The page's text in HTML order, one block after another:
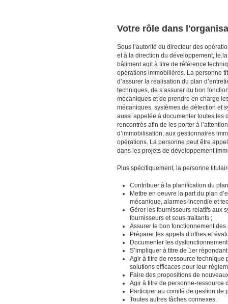
Votre rôle dans
Sous l’autorité du directeur des
et à la direction du développement,
bâtiment agit à titre de référence
opérations immobilières. La personne
d’assurer la réalisation du plan
techniques, de s’assurer du bon
mécaniques et de prendre en charge
mécaniques, systèmes de détection et
aussi appelée à documenter toutes les
rencontrés afin de les porter à
d’immobilisation, aux gestionnaires
opérations. La personne peut être
dans les projets de développement
Plus spécifiquement, la personne
Contribuer à la planification du
Mettre en oeuvre la part du plan
mécanique, alarmes-incendie et
Gérer les fournisseurs relatifs aux
fournisseurs et sous-traitants ;
Assurer le bon fonctionnement
Préparer les appels d’offres et
Documenter les
S’impliquer à titre de 1er
Agir à titre de ressource technique
solutions efficaces pour leur
Faire des propositions de
Agir à titre de personne-ressource
Participer au comité de gestion
Toutes autres tâches connexes.